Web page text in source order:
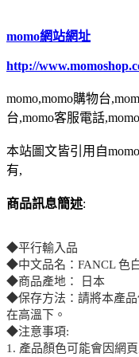
momo網站網址
http://
momo,momo購物台
台,momo客服電話
本站圖文皆引用自
有,
商品訊息簡述:
◆平行輸入品
◆中文品名：FANCL 色
◆商品產地： 日本
◆保存方法：請將本產
在高溫下。
◆注意事項:
1. 產品顏色可能會因網